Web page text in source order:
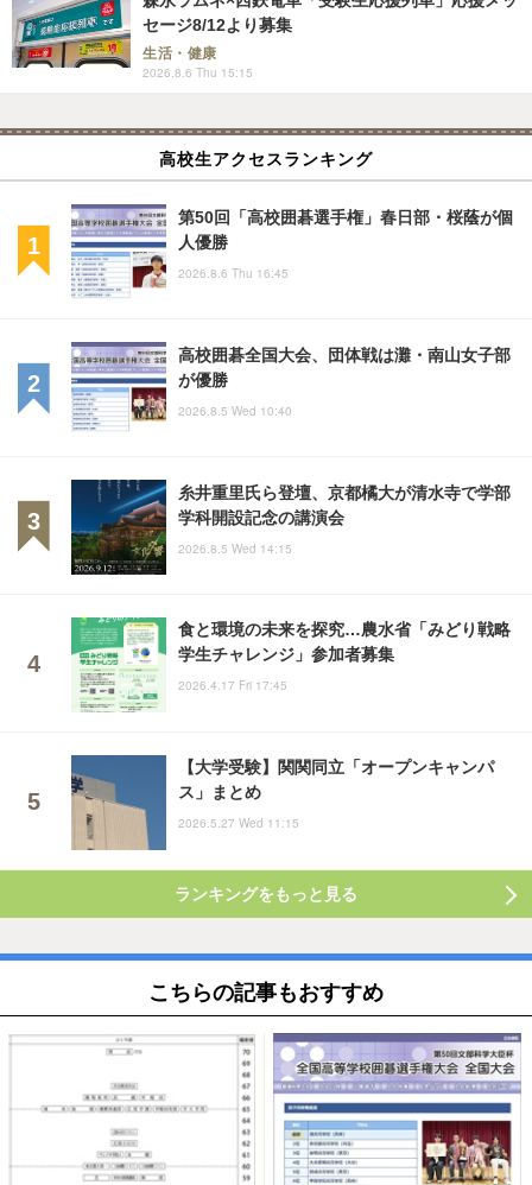
セージ8/12より募集
生活・健康
2026.8.6 Thu 15:15
高校生アクセスランキング
第50回「高校囲碁選手権」春日部・桜蔭が個
人優勝
2026.8.6 Thu 16:45
高校囲碁全国大会、団体戦は灘・南山女子部
が優勝
2026.8.5 Wed 10:40
糸井重里氏ら登壇、京都橘大が清水寺で学部
学科開設記念の講演会
2026.8.5 Wed 14:15
食と環境の未来を探究…農水省「みどり戦略
学生チャレンジ」参加者募集
2026.4.17 Fri 17:45
【大学受験】関関同立「オープンキャンパ
ス」まとめ
2026.5.27 Wed 11:15
ランキングをもっと見る
こちらの記事もおすすめ